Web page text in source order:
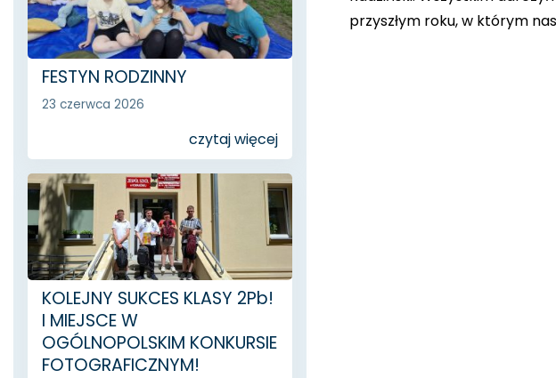
przyszłym roku, w którym
FESTYN RODZINNY
23 czerwca 2026
czytaj więcej
KOLEJNY SUKCES KLASY 2Pb!
I MIEJSCE W
OGÓLNOPOLSKIM KONKURSIE
FOTOGRAFICZNYM!